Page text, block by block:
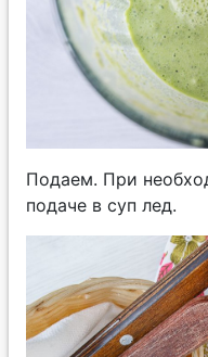
Подаем. При
подаче в суп лед.